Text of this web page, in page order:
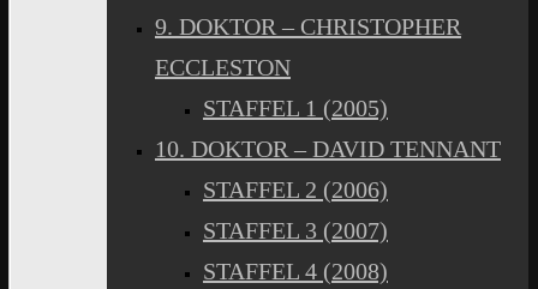
9. DOKTOR – CHRISTOPHER
ECCLESTON
STAFFEL 1 (2005)
10. DOKTOR – DAVID TENNANT
STAFFEL 2 (2006)
STAFFEL 3 (2007)
STAFFEL 4 (2008)